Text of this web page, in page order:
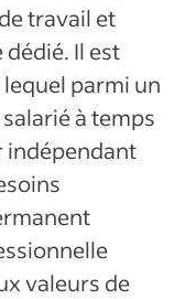
travail et
Il est
parmi un
à temps
indépendant
valeurs de